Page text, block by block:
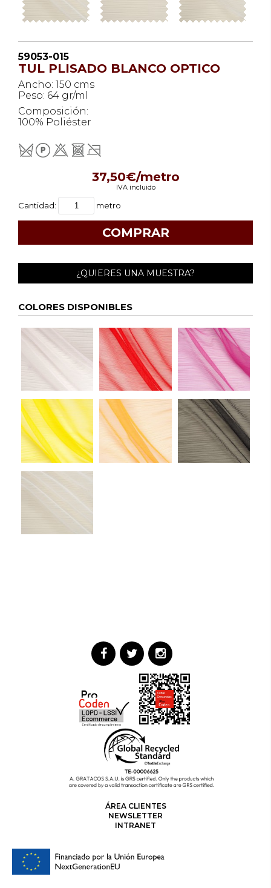
59053-015
TUL PLISADO BLANCO OPTICO
Ancho: 150 cms
Peso: 64 gr/ml
Composición:
100% Poliéster
37,50€/metro
IVA incluido
Cantidad: metro
¿QUIERES UNA MUESTRA?
COLORES DISPONIBLES
ÁREA CLIENTES
NEWSLETTER
INTRANET